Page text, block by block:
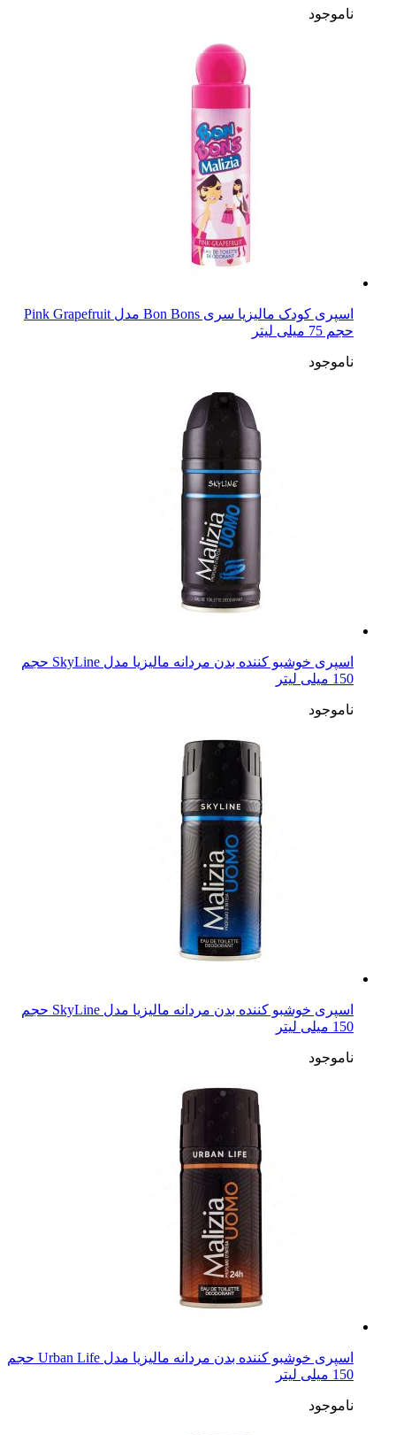
ناموجود
اسپری کودک مالیزیا سری Bon Bons مدل Pink Grapefruit
حجم 75 میلی لیتر
ناموجود
اسپری خوشبو کننده بدن مردانه مالیزیا مدل SkyLine حجم
150 میلی لیتر
ناموجود
اسپری خوشبو کننده بدن مردانه مالیزیا مدل SkyLine حجم
150 میلی لیتر
ناموجود
اسپری خوشبو کننده بدن مردانه مالیزیا مدل Urban Life حجم
150 میلی لیتر
ناموجود